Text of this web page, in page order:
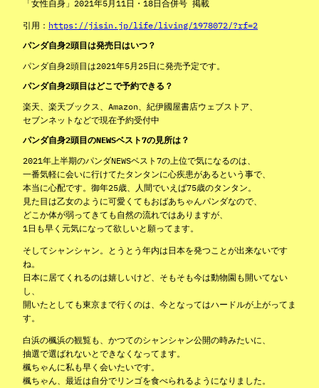
「女性自身」2021年5月11日・18日合併号 掲載
引用： https://jisin.jp/life/living/1978072/?rf=2
パンダ自身2頭目は発売日はいつ？
パンダ自身2頭目は2021年5月25日に発売予定です。
パンダ自身2頭目はどこで予約できる？
楽天、楽天ブックス、Amazon、紀伊國屋書店ウェブストア、
セブンネットなどで現在予約受付中
パンダ自身2頭目のNEWSベスト7の見所は？
2021年上半期のパンダNEWSベスト7の上位で気になるのは、
一番気軽に会いに行けてたタンタンに心疾患があるという事で、
本当に心配です。御年25歳、人間でいえば75歳のタンタン。
見た目は乙女のように可愛くてもおばあちゃんパンダなので、
どこか体が弱ってきても自然の流れではありますが、
1日も早く元気になって欲しいと願ってます。
そしてシャンシャン。とうとう年内は日本を発つことが出来ないです
ね。
日本に居てくれるのは嬉しいけど、そもそも今は動物園も開いてない
し、
開いたとしても東京まで行くのは、今となってはハードルが上がってま
す。
白浜の楓浜の観覧も、かつてのシャンシャン公開の時みたいに、
抽選で選ばれないとできなくなってます。
楓ちゃんに私も早く会いたいです。
楓ちゃん、最近は自分でリンゴを食べられるようになりました。